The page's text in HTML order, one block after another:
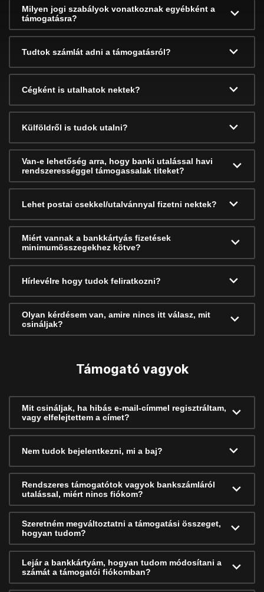
Milyen jogi szabályok vonatkoznak egyébként a
támogatásra?
Tudtok számlát adni a támogatásról?
Cégként is utalhatok nektek?
Külföldről is tudok utalni?
Van-e lehetőség arra, hogy banki utalással havi
rendszerességgel támogassalak titeket?
Lehet postai csekkel/utalvánnyal fizetni nektek?
Miért vannak a bankkártyás fizetések
minimumösszegekhez kötve?
Hírlevélre hogy tudok feliratkozni?
Olyan kérdésem van, amire nincs itt válasz, mit
csináljak?
Támogató vagyok
Mit csináljak, ha hibás e-mail-címmel regisztráltam,
vagy elfelejtettem a címet?
Nem tudok bejelentkezni, mi a baj?
Rendszeres támogatótok vagyok bankszámláról
utalással, miért nincs fiókom?
Szeretném megváltoztatni a támogatási összeget,
hogyan tudom?
Lejár a bankkártyám, hogyan tudom módosítani a
számát a támogatói fiókomban?